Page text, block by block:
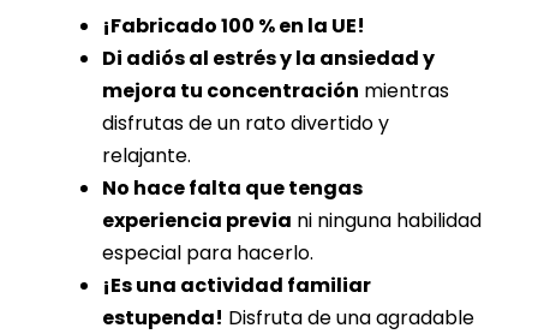
¡Fabricado 100 % en la UE!
Di adiós al estrés y la ansiedad y
mejora tu concentración mientras
disfrutas de un rato divertido y
relajante.
No hace falta que tengas
experiencia previa ni ninguna habilidad
especial para hacerlo.
¡Es una actividad familiar
estupenda! Disfruta de una agradable